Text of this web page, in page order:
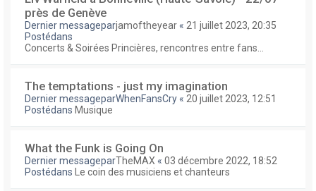
près de Genève
Dernier messageparjamoftheyear « 21 juillet 2023, 20:35
Postédans
Concerts & Soirées Princières, rencontres entre fans...
The temptations - just my imagination
Dernier messageparWhenFansCry « 20 juillet 2023, 12:51
Postédans Musique
What the Funk is Going On
Dernier messageparTheMAX « 03 décembre 2022, 18:52
Postédans
Le coin des musiciens et chanteurs